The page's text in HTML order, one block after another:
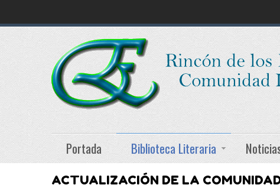
Portada Biblioteca Literaria
ACTUALIZACIÓN DE LA